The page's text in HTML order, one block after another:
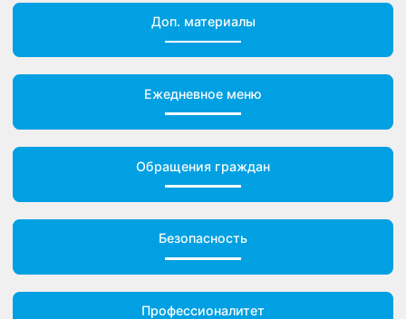
Доп. материалы
Ежедневное меню